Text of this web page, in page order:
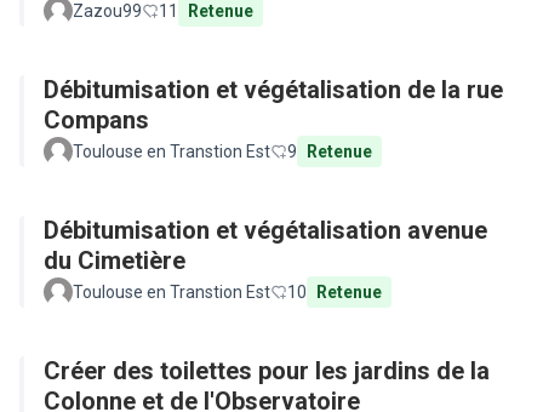
Zazou99 11 Retenue
Débitumisation et végétalisation de la rue
Compans
Toulouse en Transtion Est 9 Retenue
Débitumisation et végétalisation avenue
du Cimetière
Toulouse en Transtion Est 10 Retenue
Créer des toilettes pour les jardins de la
Colonne et de l'Observatoire